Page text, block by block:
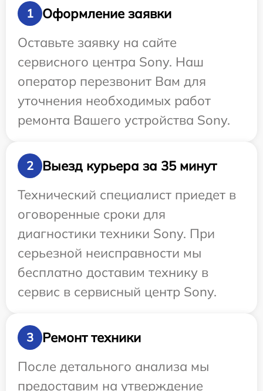
1
Оформление заявки
Оставьте заявку на сайте
сервисного центра Sony. Наш
оператор перезвонит Вам для
уточнения необходимых работ
ремонта Вашего устройства Sony.
2
Выезд курьера за 35 минут
Технический специалист приедет в
оговоренные сроки для
диагностики техники Sony. При
серьезной неисправности мы
бесплатно доставим технику в
сервис в сервисный центр Sony.
3
Ремонт техники
После детального анализа мы
предоставим на утверждение